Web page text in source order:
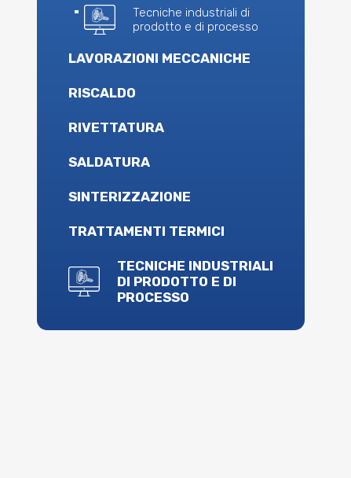
Tecniche industriali di
prodotto e di processo
LAVORAZIONI MECCANICHE
RISCALDO
RIVETTATURA
SALDATURA
SINTERIZZAZIONE
TRATTAMENTI TERMICI
TECNICHE INDUSTRIALI
DI PRODOTTO E DI
PROCESSO